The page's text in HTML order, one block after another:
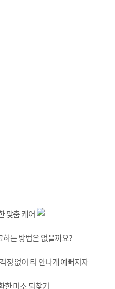
부과 디엘의원
맞춤 케어
는 방법은 없을까요?
정 없이 티 안나게 예뻐지자
한 미소 되찾기